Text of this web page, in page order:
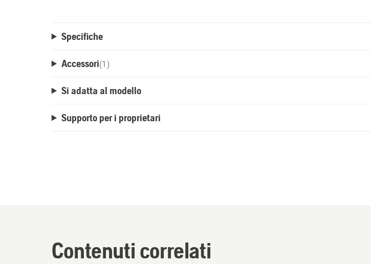
Specifiche
Accessori(1 )
Si adatta al modello
Supporto per i proprietari
Contenuti correlati